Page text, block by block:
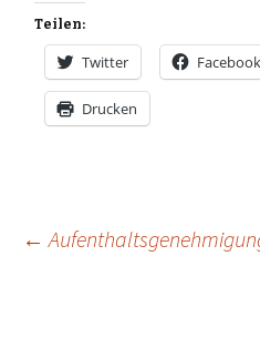
Teilen:
Twitter Facebook
Drucken
Beitrags-
←